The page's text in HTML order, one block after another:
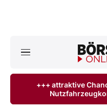
ktuelle
+++ attraktive